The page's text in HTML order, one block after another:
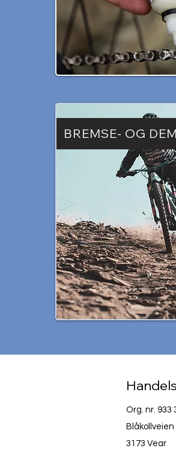
BREMSE- OG
Org. nr. 933
Blåkollveien
3173 Vear